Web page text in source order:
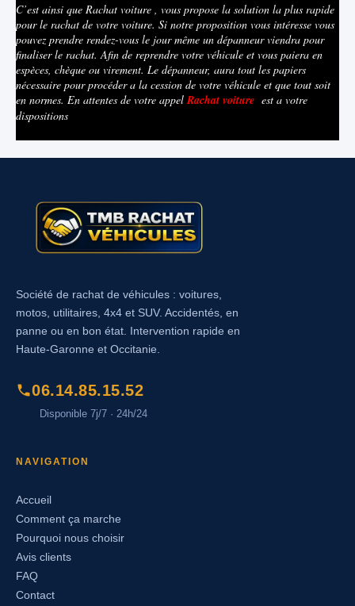
C’est ainsi que Rachat voiture , vous propose la solution la plus rapide
pour le rachat de votre voiture. Si notre proposition vous intéresse vous
pouvez prendre rendez-vous le jour même un dépanneur viendra pour
finaliser le rachat. Afin de reprendre votre véhicule et vous paiera en
espèces, chèque ou virement. Le dépanneur, aura tout les papiers
nécessaire pour procéder a la cession de votre véhicule et que tout soit
en normes. En attentes de votre appelRachat voiture est a votre
dispositions
Société de rachat de véhicules : voitures,
motos, utilitaires, 4x4 et SUV. Accidentés, en
panne ou en bon état. Intervention rapide en
Haute-Garonne et Occitanie.
06.14.85.15.52
Disponible 7j/7 · 24h/24
NAVIGATION
Accueil
Comment ça marche
Pourquoi nous choisir
Avis clients
FAQ
Contact